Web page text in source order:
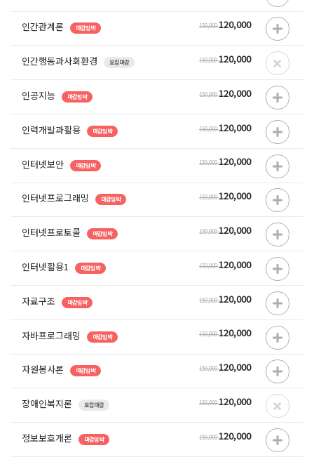
인간관계론 마감임박 150,000120,000
인간행동과사회환경 모집마감 150,000120,000
인공지능 마감임박 150,000120,000
인력개발과활용 마감임박 150,000120,000
인터넷보안 마감임박 150,000120,000
인터넷프로그래밍 마감임박 150,000120,000
인터넷프로토콜 마감임박 150,000120,000
인터넷활용1 마감임박 150,000120,000
자료구조 마감임박 150,000120,000
자바프로그래밍 마감임박 150,000120,000
자원봉사론 마감임박 150,000120,000
장애인복지론 모집마감 150,000120,000
정보보호개론 마감임박 150,000120,000